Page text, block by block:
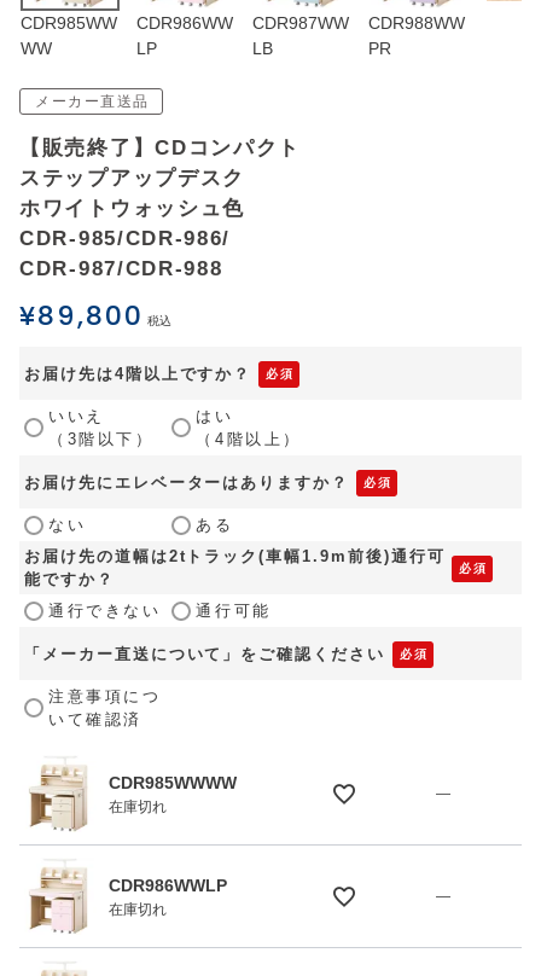
お問い合わせ
CDR985WW
WW
CDR986WW
LP
CDR987WW
LB
CDR988WW
PR
メーカー直送品
【販売終了】CDコンパクト
ステップアップデスク
ホワイトウォッシュ色
CDR-985/CDR-986/
CDR-987/CDR-988
¥89,800 税込
お届け先は4階以上ですか？
いいえ
（3階以下）
はい
（4階以上）
お届け先にエレベーターはありますか？
ない
ある
お届け先の道幅は2tトラック(車幅1.9m前後)通行可
能ですか？
通行できない
通行可能
「メーカー直送について」をご確認ください
注意事項につ
いて確認済
CDR985WWWW
在庫切れ
—
CDR986WWLP
在庫切れ
—